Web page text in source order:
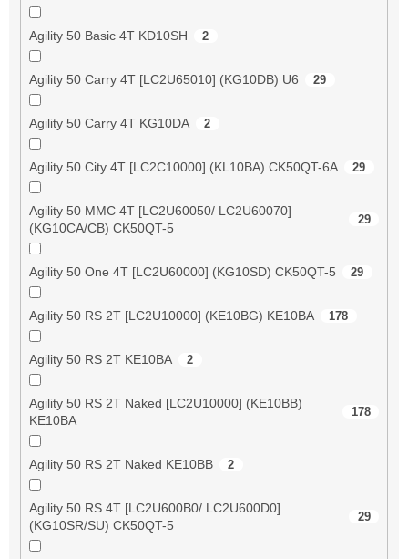
Agility 50 Basic 4T KD10SH 2
Agility 50 Carry 4T [LC2U65010] (KG10DB) U6 29
Agility 50 Carry 4T KG10DA 2
Agility 50 City 4T [LC2C10000] (KL10BA) CK50QT-6A 29
Agility 50 MMC 4T [LC2U60050/ LC2U60070]
(KG10CA/CB) CK50QT-5
29
Agility 50 One 4T [LC2U60000] (KG10SD) CK50QT-5 29
Agility 50 RS 2T [LC2U10000] (KE10BG) KE10BA 178
Agility 50 RS 2T KE10BA 2
Agility 50 RS 2T Naked [LC2U10000] (KE10BB)
KE10BA
178
Agility 50 RS 2T Naked KE10BB 2
Agility 50 RS 4T [LC2U600B0/ LC2U600D0]
(KG10SR/SU) CK50QT-5
29